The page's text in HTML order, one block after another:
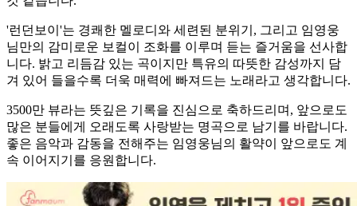
'런던보이'는 경쾌한 멜로디와 세련된 분위기, 그리고 임영웅
님만의 감미로운 보컬이 조화를 이루며 듣는 즐거움을 선사합
니다. 밝고 리듬감 있는 곡이지만 특유의 따뜻한 감성까지 담
겨 있어 들을수록 더욱 매력에 빠져드는 노래라고 생각합니다.
3500만 뷰라는 뜻깊은 기록을 진심으로 축하드리며, 앞으로도
많은 분들에게 오래도록 사랑받는 명곡으로 남기를 바랍니다.
좋은 음악과 감동을 전해주는 임영웅님의 활약이 앞으로도 계
속 이어지기를 응원합니다.